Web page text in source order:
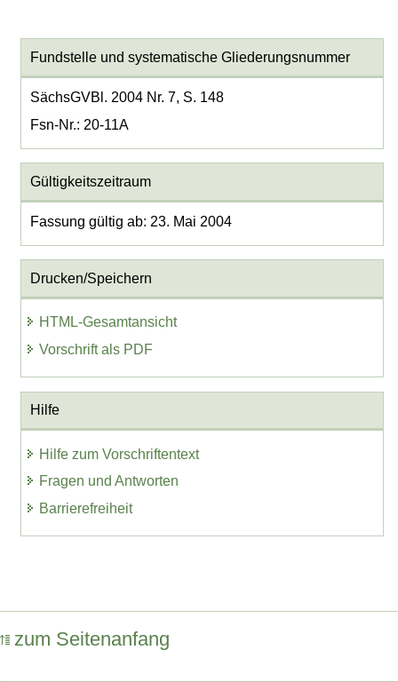
Fundstelle und systematische Gliederungsnummer
SächsGVBl. 2004 Nr. 7, S. 148
Fsn-Nr.: 20-11A
Gültigkeitszeitraum
Fassung gültig ab: 23. Mai 2004
Drucken/Speichern
HTML-Gesamtansicht
Vorschrift als PDF
Hilfe
Hilfe zum Vorschriftentext
Fragen und Antworten
Barrierefreiheit
zum Seitenanfang